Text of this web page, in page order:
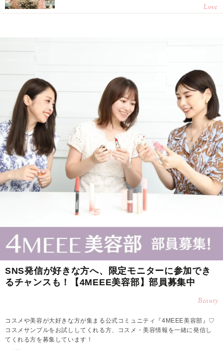
Love
SNS発信が好きな方へ、限定モニターに参加でき
るチャンスも！【4MEEE美容部】部員募集中
Beauty
コスメや美容が大好きな方が集まる公式コミュニティ『4MEEE美容部』♡
コスメサンプルをお試ししてくれる方、コスメ・美容情報を一緒に発信し
てくれる方を募集しています！